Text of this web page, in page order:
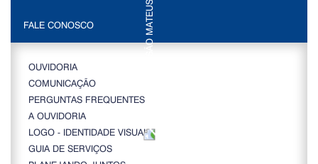
FALE CONOSCO
OUVIDORIA
COMUNICAÇÃO
PERGUNTAS FREQUENTES
A OUVIDORIA
LOGO - IDENTIDADE VISUAL
GUIA DE SERVIÇOS